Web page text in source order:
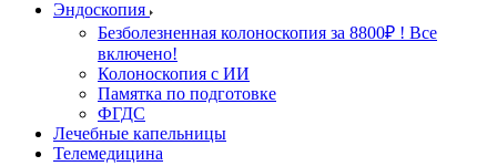
Эндоскопия
Безболезненная колоноскопия за 8800₽ ! Все
включено!
Колоноскопия с ИИ
Памятка по подготовке
ФГДС
Лечебные капельницы
Телемедицина